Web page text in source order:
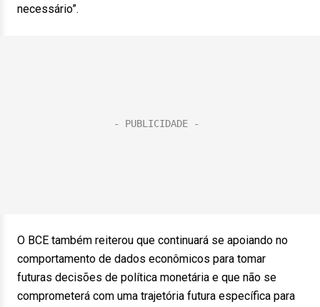
necessário”.
O BCE também reiterou que continuará se apoiando no
comportamento de dados econômicos para tomar
futuras decisões de política monetária e que não se
comprometerá com uma trajetória futura específica para